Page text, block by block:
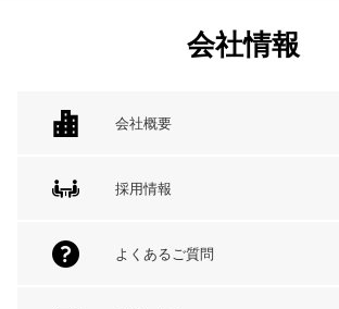
会社情報
会社概要
採用情報
よくあるご質問